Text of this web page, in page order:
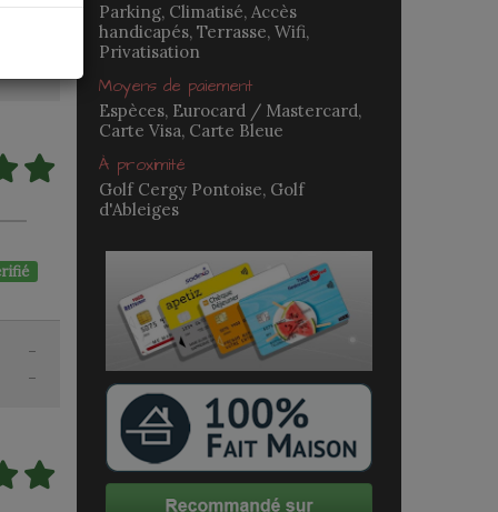
-
-
Parking, Climatisé, Accès
handicapés, Terrasse, Wifi,
Privatisation
Moyens de paiement
Espèces, Eurocard / Mastercard,
Carte Visa, Carte Bleue
À proximité
Golf Cergy Pontoise, Golf
d'Ableiges